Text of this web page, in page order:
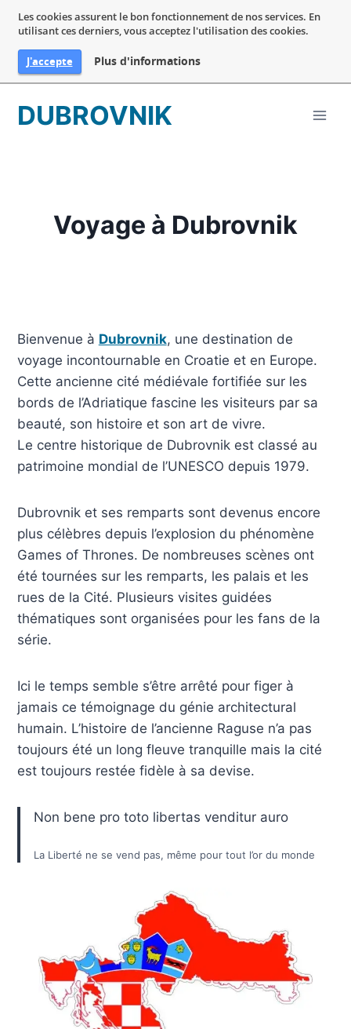
Les cookies assurent le bon fonctionnement de nos services. En
utilisant ces derniers, vous acceptez l'utilisation des cookies.
J'accepte Plus d'informations
DUBROVNIK
Voyage à Dubrovnik
Bienvenue à Dubrovnik, une destination de
voyage incontournable en Croatie et en Europe.
Cette ancienne cité médiévale fortifiée sur les
bords de l’Adriatique fascine les visiteurs par sa
beauté, son histoire et son art de vivre.
Le centre historique de Dubrovnik est classé au
patrimoine mondial de l’UNESCO depuis 1979.
Dubrovnik et ses remparts sont devenus encore
plus célèbres depuis l’explosion du phénomène
Games of Thrones. De nombreuses scènes ont
été tournées sur les remparts, les palais et les
rues de la Cité. Plusieurs visites guidées
thématiques sont organisées pour les fans de la
série.
Ici le temps semble s’être arrêté pour figer à
jamais ce témoignage du génie architectural
humain. L’histoire de l’ancienne Raguse n’a pas
toujours été un long fleuve tranquille mais la cité
est toujours restée fidèle à sa devise.
Non bene pro toto libertas venditur auro
La Liberté ne se vend pas, même pour tout l’or du monde